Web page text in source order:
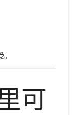
可